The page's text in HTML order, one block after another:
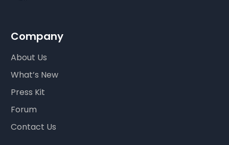
Company
About Us
What’s New
Press Kit
Forum
Contact Us